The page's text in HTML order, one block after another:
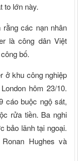
to lớn này.
các nạn nhân
là công dân Việt
bố.
ở khu công nghiệp
hôm 23/10.
cáo buộc ngộ sát,
rửa tiền. Ba nghi
bảo lãnh tại ngoại.
Hughes và